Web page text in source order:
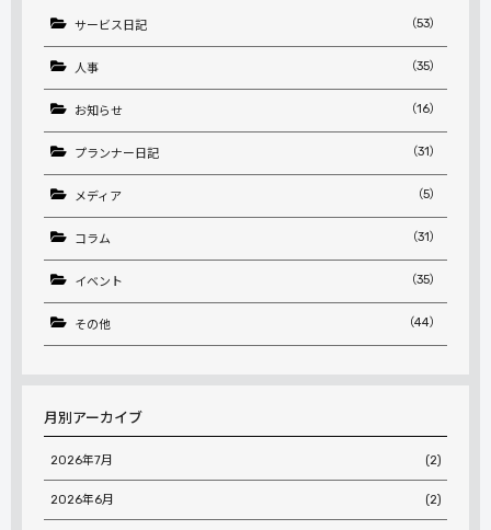
サービス日記 （53）
人事 （35）
お知らせ （16）
プランナー日記 （31）
メディア （5）
コラム （31）
イベント （35）
その他 （44）
月別アーカイブ
2026年7月 (2)
2026年6月 (2)